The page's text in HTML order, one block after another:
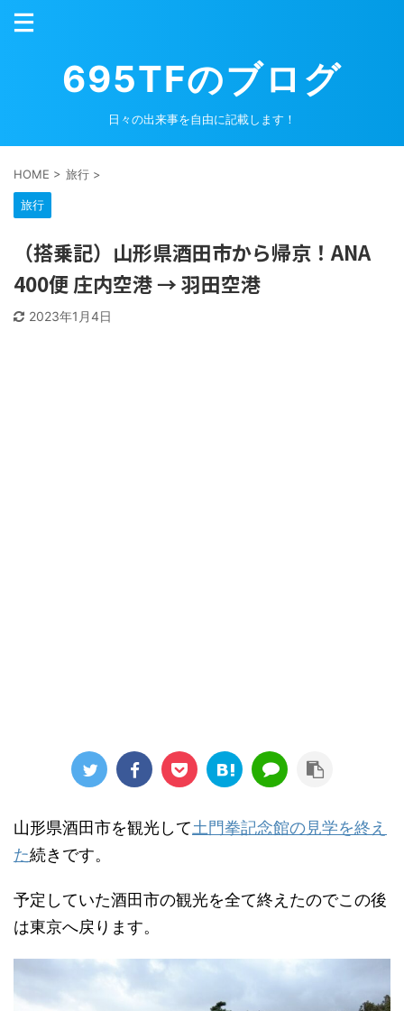
695TFのブログ
日々の出来事を自由に記載します！
HOME > 旅行 >
旅行
（搭乗記）山形県酒田市から帰京！ANA
400便 庄内空港 → 羽田空港
2023年1月4日
山形県酒田市を観光して土門拳記念館の見学を終え
た続きです。
予定していた酒田市の観光を全て終えたのでこの後
は東京へ戻ります。